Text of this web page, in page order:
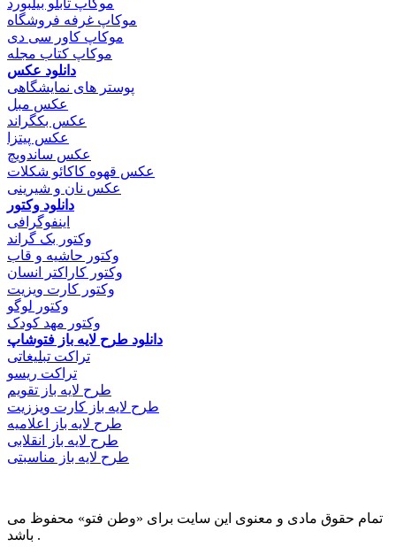
موکاپ غرفه فروشگاه
موکاپ کاور سی دی
موکاپ کتاب مجله
دانلود عکس
پوستر های نمایشگاهی
عکس مبل
عکس بکگراند
عکس پیتزا
عکس ساندویچ
عکس قهوه کاکائو شکلات
عکس نان و شیرینی
دانلود وکتور
اینفوگرافی
وکتور بک گراند
وکتور حاشیه و قاب
وکتور کاراکتر انسان
وکتور کارت ویزیت
وکتور لوگو
وکتور مهد کودک
دانلود طرح لایه باز فتوشاپ
تراکت تبلیغاتی
تراکت ریسو
طرح لایه باز تقویم
طرح لایه باز کارت ویززیت
طرح لایه باز اعلامیه
طرح لایه باز انقلابی
طرح لایه باز مناسبتی
تمام حقوق مادی و معنوی این سایت برای «وطن فتو» محفوظ می
باشد .